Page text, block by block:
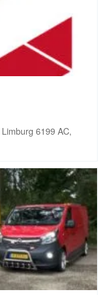
6199 AC,